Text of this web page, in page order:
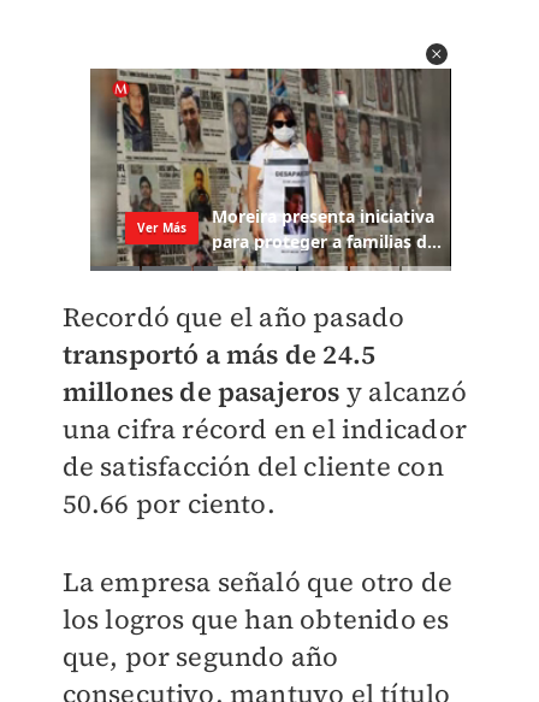
Recordó que el año pasado
transportó a más de 24.5
millones de pasajeros y alcanzó
una cifra récord en el indicador
de satisfacción del cliente con
50.66 por ciento.
La empresa señaló que otro de
los logros que han obtenido es
que, por segundo año
consecutivo, mantuvo el título